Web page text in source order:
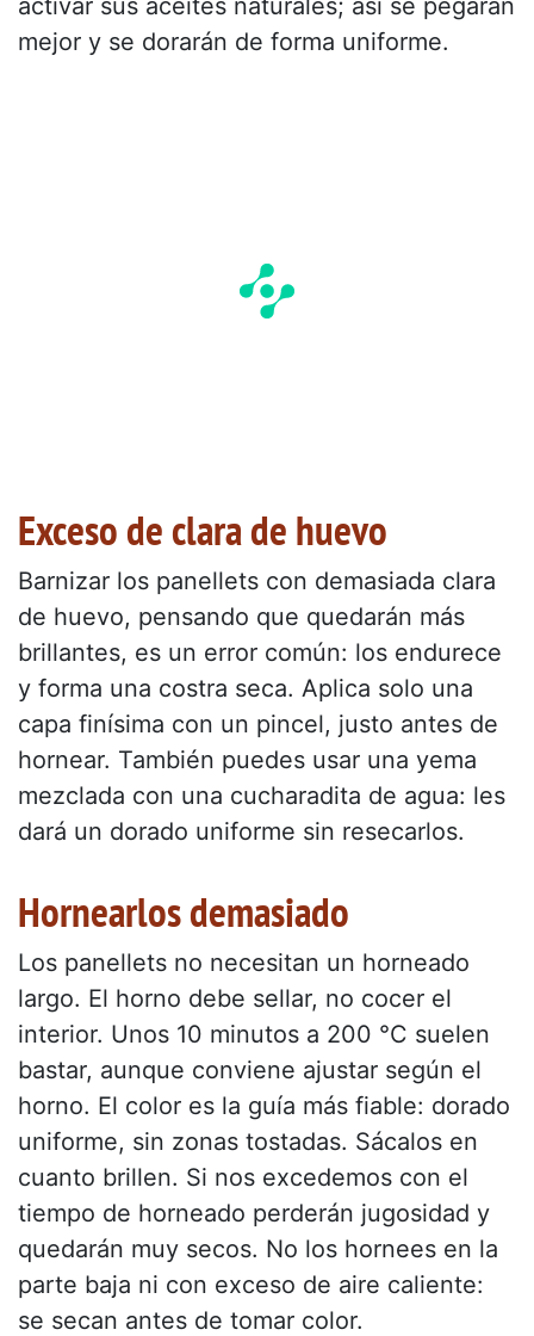
activar sus aceites naturales; así se pegarán
mejor y se dorarán de forma uniforme.
Exceso de clara de huevo
Barnizar los panellets con demasiada clara
de huevo, pensando que quedarán más
brillantes, es un error común: los endurece
y forma una costra seca. Aplica solo una
capa finísima con un pincel, justo antes de
hornear. También puedes usar una yema
mezclada con una cucharadita de agua: les
dará un dorado uniforme sin resecarlos.
Hornearlos demasiado
Los panellets no necesitan un horneado
largo. El horno debe sellar, no cocer el
interior. Unos 10 minutos a 200 °C suelen
bastar, aunque conviene ajustar según el
horno. El color es la guía más fiable: dorado
uniforme, sin zonas tostadas. Sácalos en
cuanto brillen. Si nos excedemos con el
tiempo de horneado perderán jugosidad y
quedarán muy secos. No los hornees en la
parte baja ni con exceso de aire caliente:
se secan antes de tomar color.